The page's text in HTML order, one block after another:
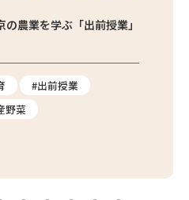
農業を学ぶ「出前授業」
#出前授業
野菜